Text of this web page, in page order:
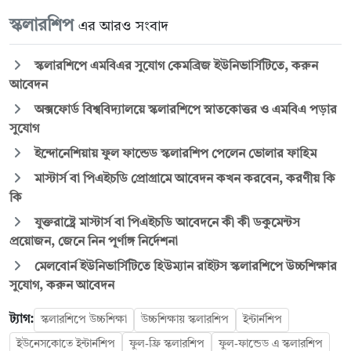
স্কলারশিপ এর আরও সংবাদ
স্কলারশিপে এমবিএর সুযোগ কেমব্রিজ ইউনিভার্সিটিতে, করুন
আবেদন
অক্সফোর্ড বিশ্ববিদ্যালয়ে স্কলারশিপে স্নাতকোত্তর ও এমবিএ পড়ার
সুযোগ
ইন্দোনেশিয়ায় ফুল ফান্ডেড স্কলারশিপ পেলেন ভোলার ফাহিম
মাস্টার্স বা পিএইচডি প্রোগ্রামে আবেদন কখন করবেন, করণীয় কি
কি
যুক্তরাষ্ট্রে মাস্টার্স বা পিএইচডি আবেদনে কী কী ডকুমেন্টস
প্রয়োজন, জেনে নিন পূর্ণাঙ্গ নির্দেশনা
মেলবোর্ন ইউনিভার্সিটিতে হিউম্যান রাইটস স্কলারশিপে উচ্চশিক্ষার
সুযোগ, করুন আবেদন
ট্যাগ: স্কলারশিপে উচ্চশিক্ষা উচ্চশিক্ষায় স্কলারশিপ ইন্টার্নশিপ
ইউনেসকোতে ইন্টার্নশিপ ফুল-ফ্রি স্কলারশিপ ফুল-ফান্ডেড এ স্কলারশিপ